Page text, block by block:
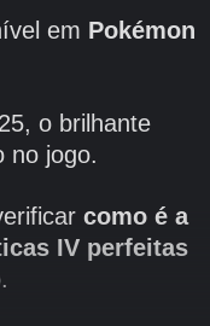
em Pokémon
o brilhante
no jogo.
como é a
IV perfeitas